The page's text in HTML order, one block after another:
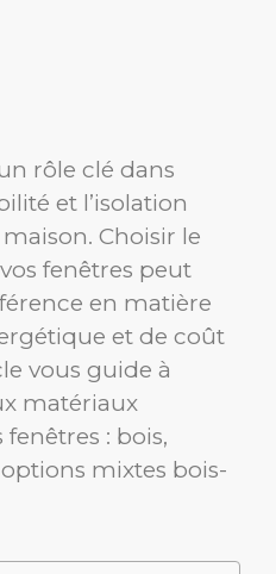
rôle clé dans
et l’isolation
Choisir le
fenêtres peut
en matière
et de coût
vous guide à
matériaux
: bois,
mixtes bois-